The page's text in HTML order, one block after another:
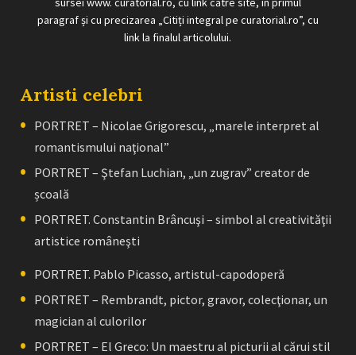
paragraf și cu precizarea „Citiți integral pe curatorial.ro”, cu
link la finalul articolului.
Artisti celebri
PORTRET – Nicolae Grigorescu, „marele interpret al
romantismului naţional”
PORTRET – Ştefan Luchian, „un zugrav” creator de
școală
PORTRET. Constantin Brâncuşi – simbol al creativităţii
artistice româneşti
PORTRET. Pablo Picasso, artistul-capodoperă
PORTRET – Rembrandt, pictor, gravor, colecţionar, un
magician al culorilor
PORTRET – El Greco: Un maestru al picturii al cărui stil